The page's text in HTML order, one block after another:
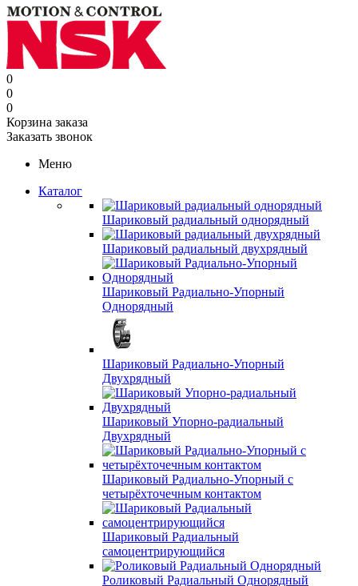
0
0
0
Корзина заказа
Заказать звонок
Меню
Каталог
Шариковый радиальный однорядный
Шариковый радиальный двухрядный
Шариковый Радиально-Упорный
Однорядный
Шариковый Радиально-Упорный
Двухрядный
Шариковый Упорно-радиальный
Двухрядный
Шариковый Радиально-Упорный с
четырёхточечным контактом
Шариковый Радиальный
самоцентрирующийся
Роликовый Радиальный Однорядный